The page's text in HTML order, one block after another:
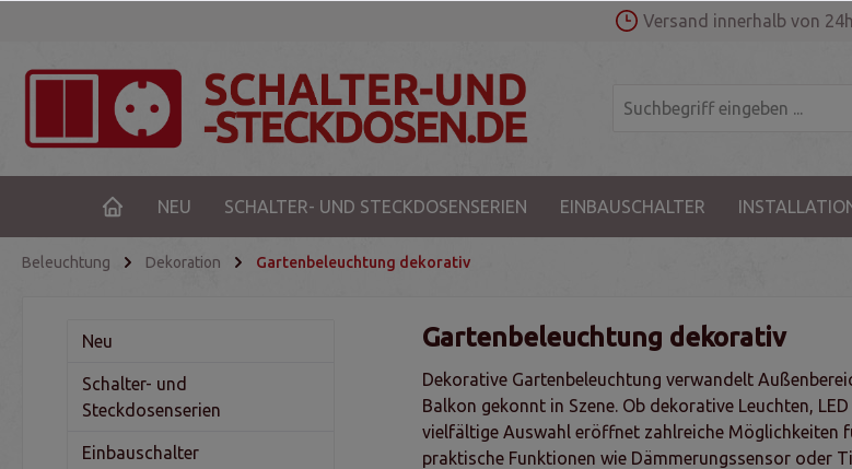
Versand innerhalb von 24h
NEU SCHALTER- UND STECKDOSENSERIEN EINBAUSCHALTER
Beleuchtung Dekoration Gartenbeleuchtung dekorativ
Neu
Schalter- und
Steckdosenserien
Einbauschalter
Gartenbeleuchtung dekorativ
Dekorative Gartenbeleuchtung verwandelt
Balkon gekonnt in Szene. Ob dekorative Leuchten,
vielfältige Auswahl eröffnet zahlreiche Möglichkeiten
praktische Funktionen wie Dämmerungssensor oder